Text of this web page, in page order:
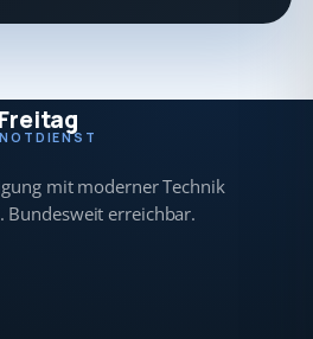
mit moderner Technik
erreichbar.